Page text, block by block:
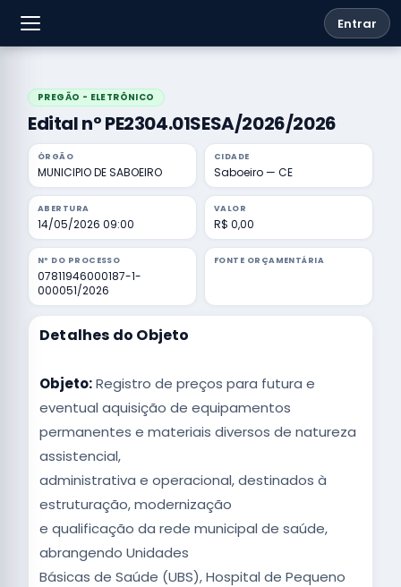
Entrar
PREGÃO - ELETRÔNICO
Edital nº PE2304.01SESA/2026/2026
ÓRGÃO
MUNICIPIO DE SABOEIRO
CIDADE
Saboeiro — CE
ABERTURA
14/05/2026 09:00
VALOR
R$ 0,00
Nº DO PROCESSO
07811946000187-1-
000051/2026
FONTE ORÇAMENTÁRIA
Detalhes do Objeto
Objeto:Registro de preços para futura e
eventual aquisição de equipamentos
permanentes e materiais diversos de natureza
assistencial,
administrativa e operacional, destinados à
estruturação, modernização
e qualificação da rede municipal de saúde,
abrangendo Unidades
Básicas de Saúde (UBS), Hospital de Pequeno